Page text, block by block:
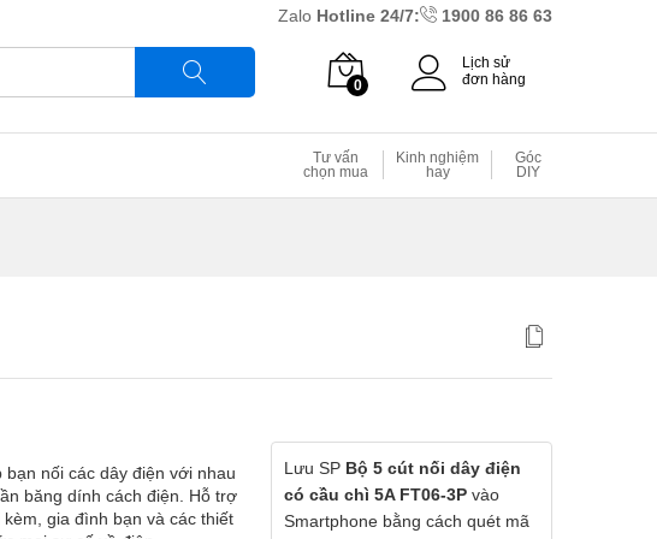
Zalo Hotline 24/7: 1900 86 86 63
0
Lịch sử
đơn hàng
Tư vấn
chọn mua
Kinh nghiệm
hay
Góc
DIY
nối các dây điện với nhau
băng dính cách điện. Hỗ trợ
gia đình bạn và các thiết
Lưu SP Bộ 5 cút nối dây điện
có cầu chì 5A FT06-3P vào
Smartphone bằng cách quét mã